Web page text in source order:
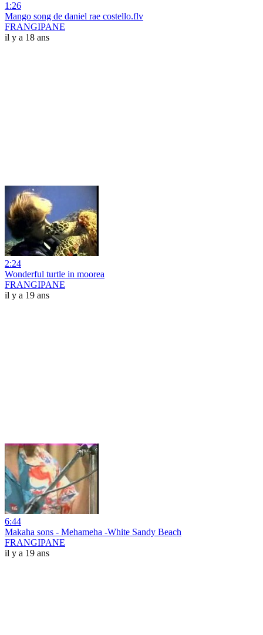
1:26
Mango song de daniel rae costello.flv
FRANGIPANE
il y a 18 ans
2:24
Wonderful turtle in moorea
FRANGIPANE
il y a 19 ans
6:44
Makaha sons - Mehameha -White Sandy Beach
FRANGIPANE
il y a 19 ans